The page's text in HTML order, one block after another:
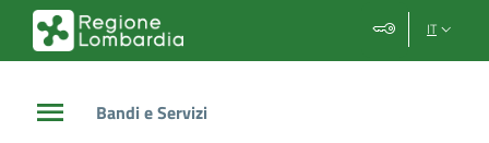
Vai al contenuto principale
Vai al footer IT
Bandi e Servizi